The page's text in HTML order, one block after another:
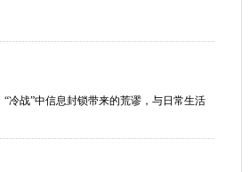
冷战”中信息封锁带来的荒谬，与日常生活